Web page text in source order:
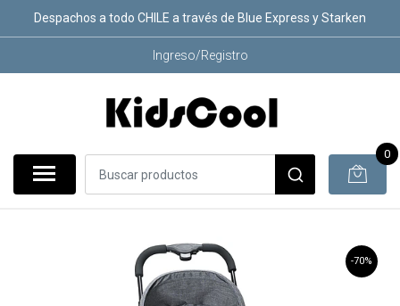
Despachos a todo CHILE a través de Blue Express y Starken
Ingreso/Registro
0
-70%